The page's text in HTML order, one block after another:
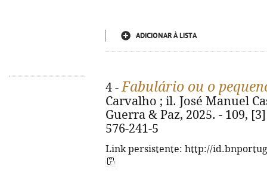
ADICIONAR À LISTA
4 -Fabulário ou o
Carvalho ; il. José Manuel
Guerra & Paz, 2025. - 109,
576-241-5
Link persistente: http://